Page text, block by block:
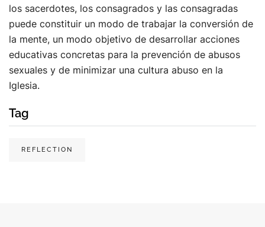
los sacerdotes, los consagrados y las consagradas
puede constituir un modo de trabajar la conversión de
la mente, un modo objetivo de desarrollar acciones
educativas concretas para la prevención de abusos
sexuales y de minimizar una cultura abuso en la
Iglesia.
Tag
REFLECTION